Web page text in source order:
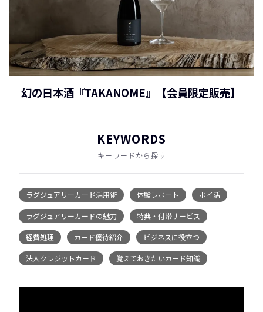
幻の日本酒『TAKANOME』【会員限定販売】
KEYWORDS
キーワードから探す
ラグジュアリーカード活用術 体験レポート ポイ活
ラグジュアリーカードの魅力 特典・付帯サービス
経費処理 カード優待紹介 ビジネスに役立つ
法人クレジットカード 覚えておきたいカード知識